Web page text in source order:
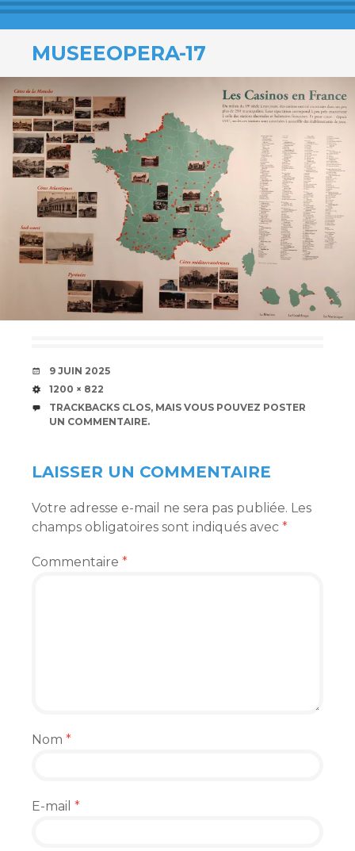
MUSEEOPERA-17
DATE
9 JUIN 2025
TAILLE
1200 × 822
TRACKBACKS CLOS, MAIS VOUS POUVEZ POSTER
UN COMMENTAIRE.
LAISSER UN COMMENTAIRE
Votre adresse e-mail ne sera pas publiée. Les
champs obligatoires sont indiqués avec *
Commentaire *
Nom *
E-mail *